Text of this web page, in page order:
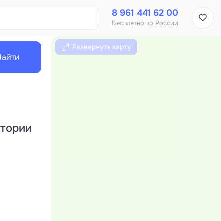
8 961 441 62 00
Бесплатно по России
Развернуть карту